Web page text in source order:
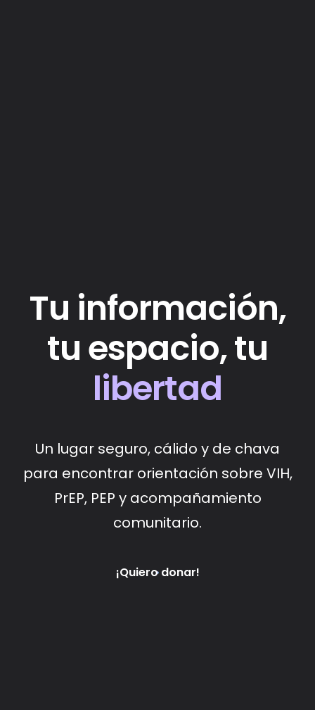
Tu información,
tu espacio, tu
libertad
Un lugar seguro, cálido y de chava
para encontrar orientación sobre VIH,
PrEP, PEP y acompañamiento
comunitario.
¡Quiero donar!